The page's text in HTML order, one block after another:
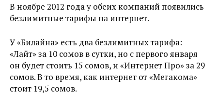
В ноябре 2012 года у обеих компаний появились
безлимитные тарифы на интернет.
У «Билайна» есть два безлимитных тарифа:
«Лайт» за 10 сомов в сутки, но с первого января
он будет стоить 15 сомов, и «Интернет Про» за 29
сомов. В то время, как интернет от «Мегакома»
стоит 19,5 сомов.